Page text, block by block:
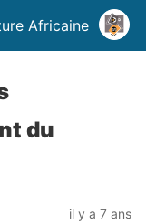
Africaine
du
il y a 7 ans